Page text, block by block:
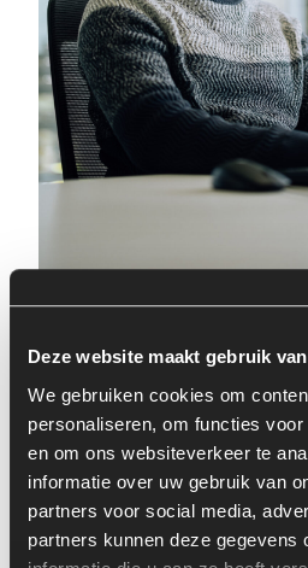
Deze website maakt gebruik
We gebruiken cookies om
personaliseren, om functies
en om ons websiteverkeer te
informatie over uw gebruik van
partners voor social media,
partners kunnen deze gegevens
WAAROM
Happy Cloud Specialisten, High
gecertificeerde Cloud Engineers
zomaar professionals – het zijn